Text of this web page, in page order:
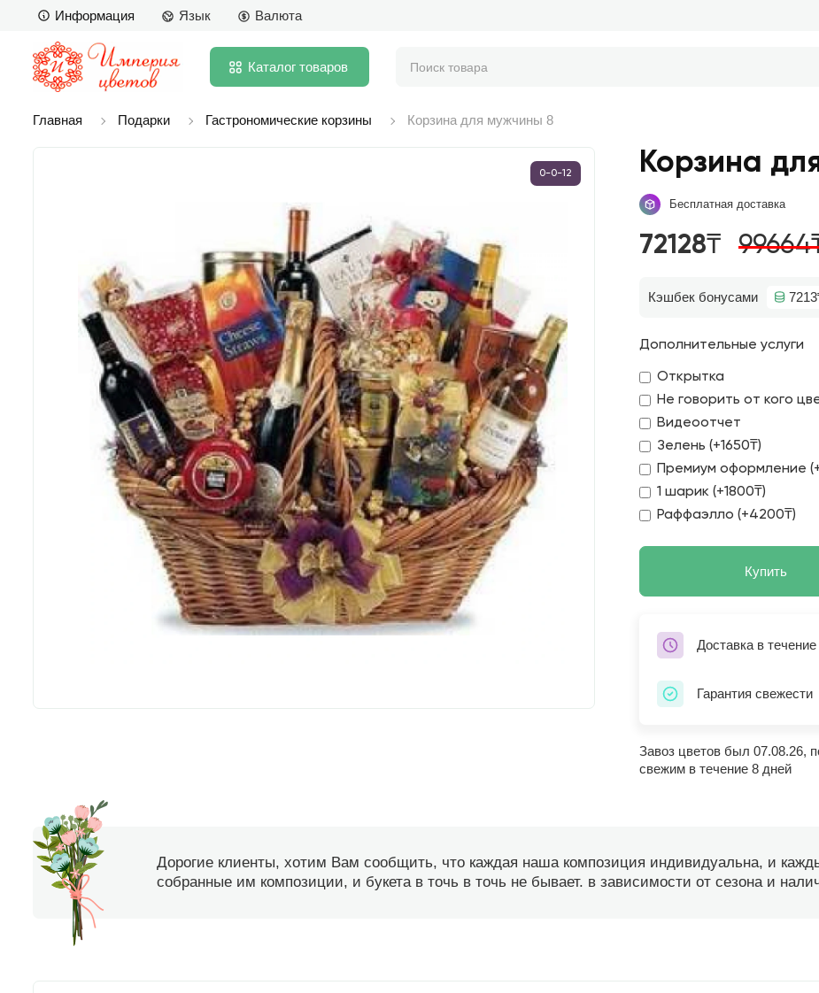
Информация Язык Валюта
Каталог товаров
Главная Подарки Гастрономические корзины Корзина для мужчины 8
0-0-12 Корзина
Бесплатная доставка
72128₸
Кэшбек бонусами
Дополнительные услуги
Открытка
Не говорить от кого
Видеоотчет
Зелень (+1650₸)
Премиум оформление
1 шарик (+1800₸)
Раффаэлло (+4200₸)
Купить
Доставка в
Гарантия свежести
Завоз цветов был 07.08.26,
свежим в течение 8 дней
Дорогие клиенты, хотим Вам сообщить, что каждая наша композиция индивидуальна, и
собранные им композиции, и букета в точь в точь не бывает. в зависимости от сезона и